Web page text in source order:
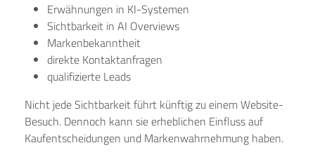
Erwähnungen in KI-Systemen
Sichtbarkeit in AI Overviews
Markenbekanntheit
direkte Kontaktanfragen
qualifizierte Leads
Nicht jede Sichtbarkeit führt künftig zu einem Website-
Besuch. Dennoch kann sie erheblichen Einfluss auf
Kaufentscheidungen und Markenwahrnehmung haben.